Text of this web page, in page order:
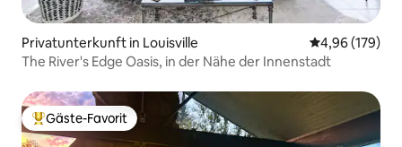
Privatunterkunft in Louisville
4,96 (179)
The River's Edge Oasis, in der Nähe der Innenstadt
Beliebter Gäste-Favorit.
Gäste-Favorit